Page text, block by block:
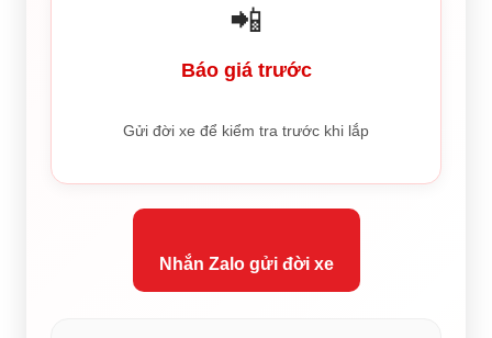
📲
Báo giá trước
Gửi đời xe để kiểm tra trước khi lắp
Nhắn Zalo gửi đời xe